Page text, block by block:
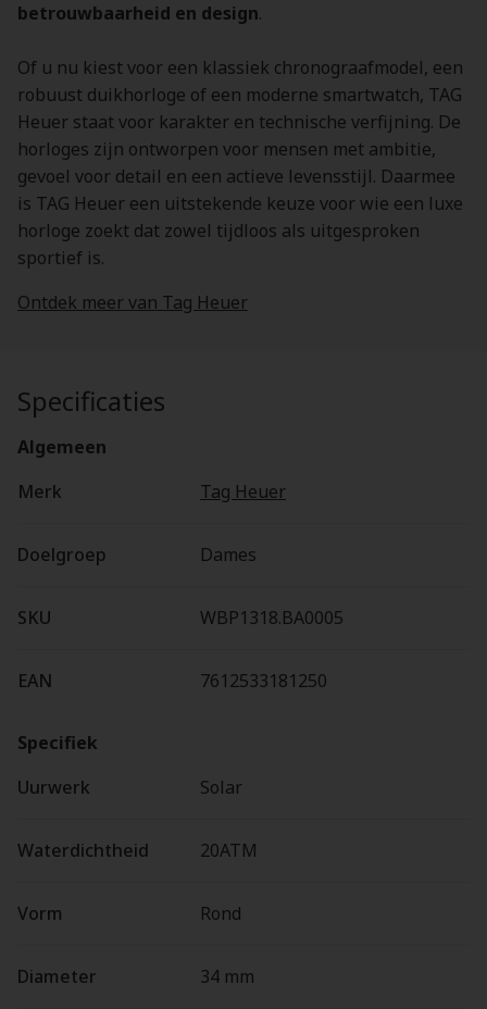
betrouwbaarheid en design.
Of u nu kiest voor een klassiek chronograafmodel, een
robuust duikhorloge of een moderne smartwatch, TAG
Heuer staat voor karakter en technische verfijning. De
horloges zijn ontworpen voor mensen met ambitie,
gevoel voor detail en een actieve levensstijl. Daarmee
is TAG Heuer een uitstekende keuze voor wie een luxe
horloge zoekt dat zowel tijdloos als uitgesproken
sportief is.
Ontdek meer van Tag Heuer
Specificaties
Algemeen
Merk
Tag Heuer
Doelgroep Dames
SKU WBP1318.BA0005
EAN 7612533181250
Specifiek
Uurwerk
Solar
Waterdichtheid 20ATM
Vorm Rond
Diameter 34 mm